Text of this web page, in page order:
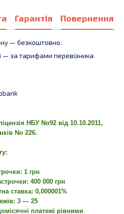
Гарантія Повернення
— безкоштовно.
— за тарифами перевізника
НБУ No92 від 10.10.2011,
No 226.
1 грн
400 000 грн
ставка: 0,000001%
3 — 25
платежі рівними